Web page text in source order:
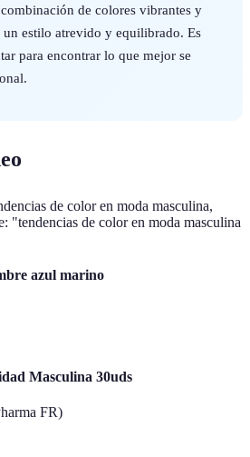
de colores vibrantes y
un estilo atrevido y equilibrado. Es
para encontrar lo que mejor se
de color en moda masculina,
"tendencias de color en moda masculina
azul marino
Masculina 30uds
FR)